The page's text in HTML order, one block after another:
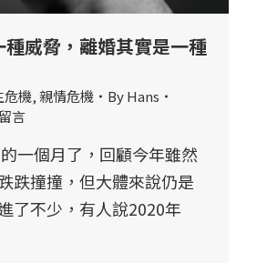
種威脅，離婚其實是一種
危機,親情危機 ByHans
留言
一個月了，回顧今年雖然
跌撞撞，但大體來說仍是
了不少，有人說2020年